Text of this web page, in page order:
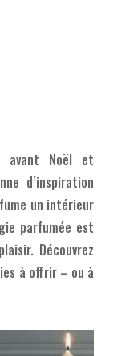
avant Noël et
d’inspiration
un intérieur
parfumée est
Découvrez
à offrir – ou à